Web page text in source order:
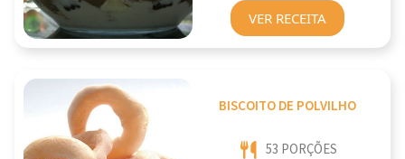
VER RECEITA
BISCOITO DE POLVILHO
53 PORÇÕES